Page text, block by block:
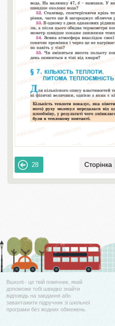
28 Сторінка
Вшколі - це твій помічник, який
допоможе тобі швидко знайти
відповідь на завдання або
завантажити підручник зі шкільної
програми без жодних обмежень.